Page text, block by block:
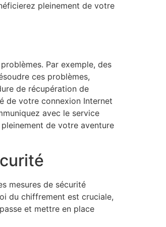
pleinement de votre
Par exemple, des
ces problèmes,
de récupération de
de votre connexion Internet
avec le service
de votre aventure
mesures de sécurité
du chiffrement est cruciale,
et mettre en place